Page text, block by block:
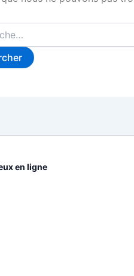
en ligne